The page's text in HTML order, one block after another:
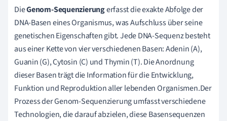
DieGenom-Sequenzierungerfasst die exakte Abfolge der
DNA-Basen eines Organismus, was Aufschluss über seine
genetischen Eigenschaften gibt. Jede DNA-Sequenz besteht
aus einer Kette von vier verschiedenen Basen: Adenin (A),
Guanin (G), Cytosin (C) und Thymin (T). Die Anordnung
dieser Basen trägt die Information für die Entwicklung,
Funktion und Reproduktion aller lebenden Organismen.Der
Prozess der Genom-Sequenzierung umfasst verschiedene
Technologien, die darauf abzielen, diese Basensequenzen